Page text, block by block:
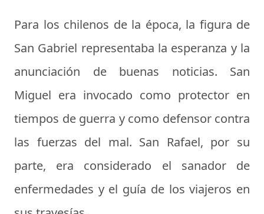
Para los chilenos de la época, la figura de
San Gabriel representaba la esperanza y la
anunciación de buenas noticias. San
Miguel era invocado como protector en
tiempos de guerra y como defensor contra
las fuerzas del mal. San Rafael, por su
parte, era considerado el sanador de
enfermedades y el guía de los viajeros en